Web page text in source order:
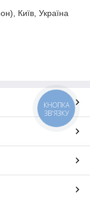
Київ, Україна
КНОПКА
ЗВ'ЯЗКУ